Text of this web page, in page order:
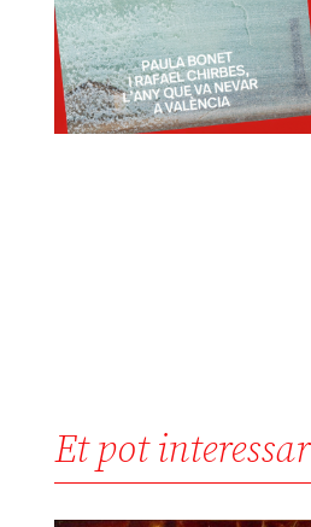
Et pot interessar